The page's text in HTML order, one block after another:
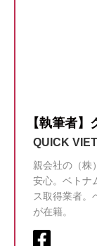
【執筆者
QUICK
親会社の（株
安心。ベトナ
ス取得業者。
が在籍。